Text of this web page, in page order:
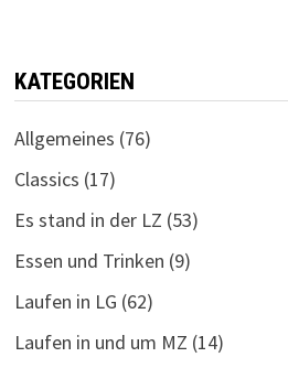
KATEGORIEN
Allgemeines (76)
Classics (17)
Es stand in der LZ (53)
Essen und Trinken (9)
Laufen in LG (62)
Laufen in und um MZ (14)